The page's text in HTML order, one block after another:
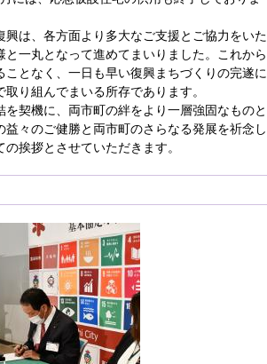
興は、各方面より多大なご支援とご協力をいた
と一丸となって進めてまいりました。これから
ことなく、一日も早い復興まちづくりの完遂に
り組んでまいる所存であります。
を契機に、両市町の絆をより一層強固なものと
益々のご健勝と両市町のさらなる発展を祈念し
挨拶とさせていただきます。